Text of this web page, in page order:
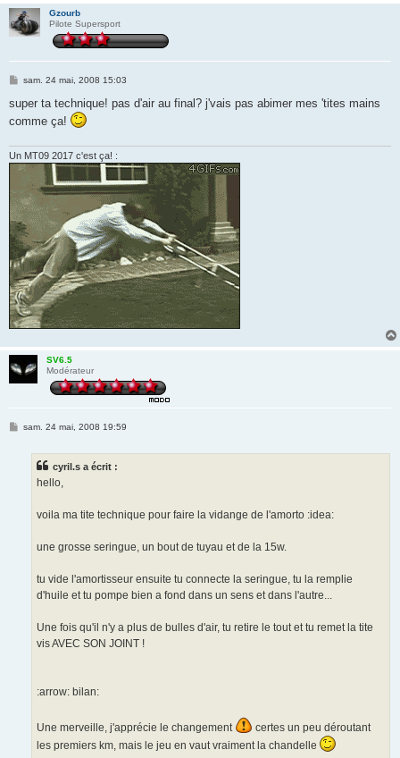
Gzourb
Pilote Supersport
M
s
s
a
sam. 24 mai, 2008 15:03
super ta technique! pas d'air au final? j'vais pas abimer mes 'tites mains
comme ça!
Un MT09 2017 c'est ça! :
SV6.5
Modérateur
Msam. 24 mai, 2008 19:59
cyril.s a écrit :
hello,
voila ma tite technique pour faire la vidange de l'amorto :idea:
une grosse seringue, un bout de tuyau et de la 15w.
tu vide l'amortisseur ensuite tu connecte la seringue, tu la remplie
d'huile et tu pompe bien a fond dans un sens et dans l'autre...
Une fois qu'il n'y a plus de bulles d'air, tu retire le tout et tu remet la tite
vis AVEC SON JOINT !
:arrow: bilan:
Une merveille, j'apprécie le changement
certes un peu déroutant
les premiers km, mais le jeu en vaut vraiment la chandelle